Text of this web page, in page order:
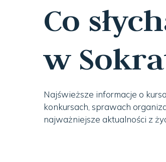
Co
w
Najświeższe informacje o
konkursach, sprawach
najważniejsze aktualności z